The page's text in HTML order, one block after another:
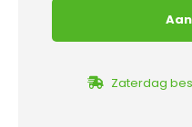
Zaterdag